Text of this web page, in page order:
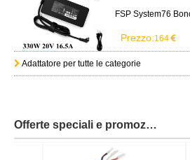
Prezzo:164
Adattatore per tutte le categorie
Offerte speciali e promozioni